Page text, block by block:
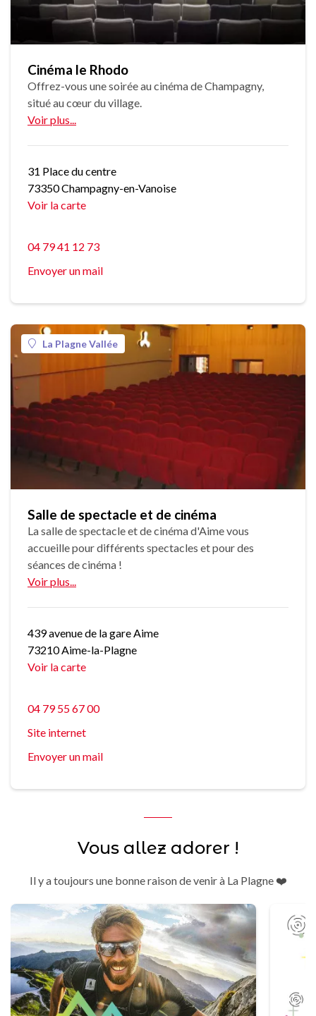
Cinéma le Rhodo
Offrez-vous une soirée au cinéma de Champagny,
situé au cœur du village.
Voir plus...
31 Place du centre
73350 Champagny-en-Vanoise
Voir la carte
04 79 41 12 73
Envoyer un mail
La Plagne Vallée
Salle de spectacle et de cinéma
La salle de spectacle et de cinéma d'Aime vous
accueille pour différents spectacles et pour des
séances de cinéma !
Voir plus...
439 avenue de la gare Aime
73210 Aime-la-Plagne
Voir la carte
04 79 55 67 00
Site internet
Envoyer un mail
Vous allez adorer !
Il y a toujours une bonne raison de venir à La Plagne ❤️